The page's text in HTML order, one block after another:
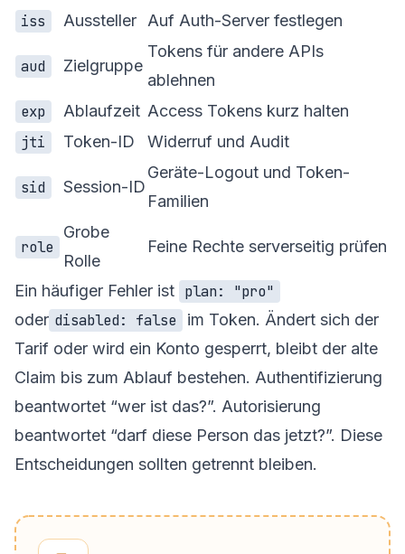
iss
Aussteller Auf Auth-Server festlegen
aud Zielgruppe
Tokens für andere APIs
ablehnen
exp
Ablaufzeit Access Tokens kurz halten
jti
Token-ID Widerruf und Audit
sid Session-ID
Geräte-Logout und Token-
Familien
role
Grobe
Rolle
Feine Rechte serverseitig prüfen
Ein häufiger Fehler ist plan: "pro"
oder disabled: false
im Token. Ändert sich der
Tarif oder wird ein Konto gesperrt, bleibt der alte
Claim bis zum Ablauf bestehen. Authentifizierung
beantwortet “wer ist das?”. Autorisierung
beantwortet “darf diese Person das jetzt?”. Diese
Entscheidungen sollten getrennt bleiben.